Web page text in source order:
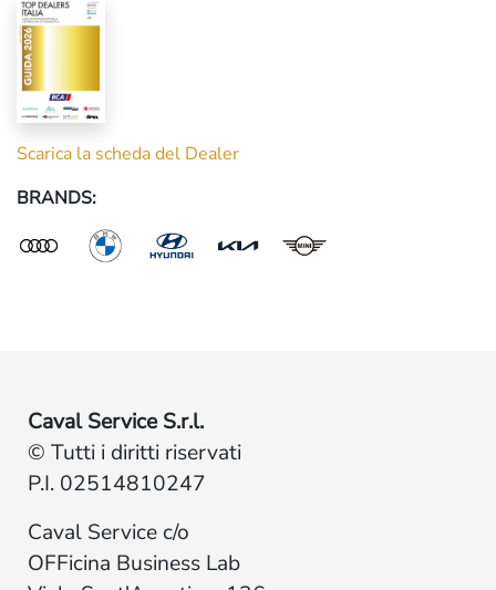
Scarica la scheda del Dealer
BRANDS:
Caval Service S.r.l.
© Tutti i diritti riservati
P.I. 02514810247
Caval Service c/o
OFFicina Business Lab